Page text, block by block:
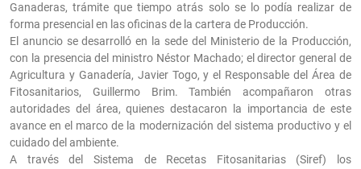
Ganaderas, trámite que tiempo atrás solo se lo podía realizar de
forma presencial en las oficinas de la cartera de Producción.
El anuncio se desarrolló en la sede del Ministerio de la Producción,
con la presencia del ministro Néstor Machado; el director general de
Agricultura y Ganadería, Javier Togo, y el Responsable del Área de
Fitosanitarios, Guillermo Brim. También acompañaron otras
autoridades del área, quienes destacaron la importancia de este
avance en el marco de la modernización del sistema productivo y el
cuidado del ambiente.
A través del Sistema de Recetas Fitosanitarias (Siref) los